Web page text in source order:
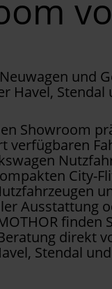
und
Havel, Stendal
Showroom
verfügbaren
City-
Ausstattung
direkt
Stendal